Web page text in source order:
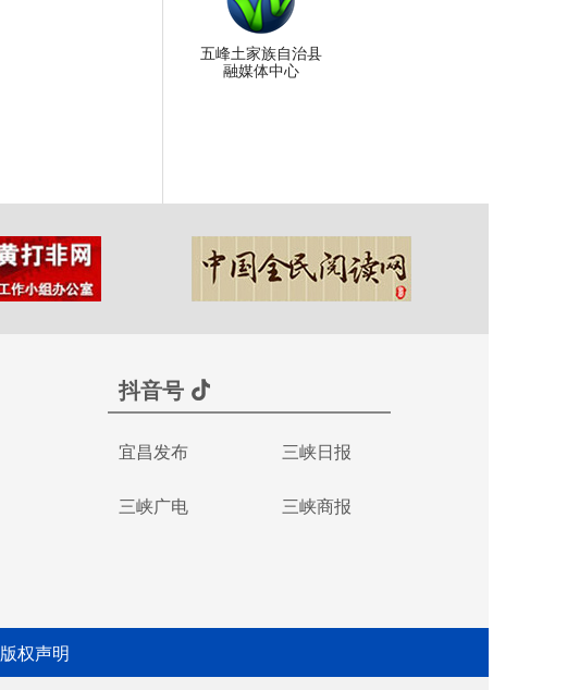
五峰土家族自治县
融媒体中心
抖音号
宜昌发布 三峡日报
三峡广电 三峡商报
版权声明